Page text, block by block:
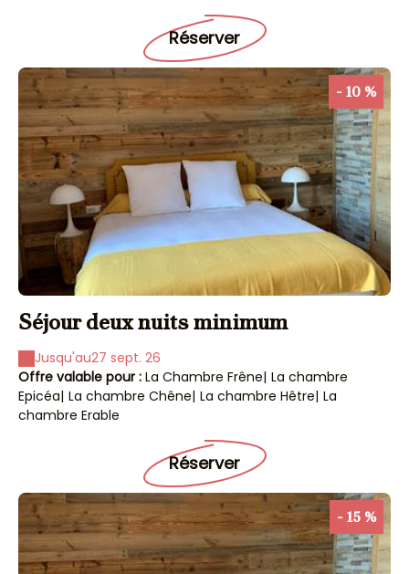
Réserver
- 10 %
Séjour deux nuits minimum
Jusqu'au27 sept. 26
Offre valable pour : La Chambre Frêne| La chambre
Epicéa| La chambre Chêne| La chambre Hêtre| La
chambre Erable
Réserver
- 15 %